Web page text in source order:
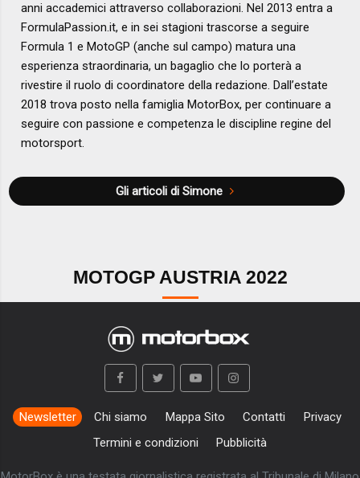
anni accademici attraverso collaborazioni. Nel 2013 entra a
FormulaPassion.it, e in sei stagioni trascorse a seguire
Formula 1 e MotoGP (anche sul campo) matura una
esperienza straordinaria, un bagaglio che lo porterà a
rivestire il ruolo di coordinatore della redazione. Dall’estate
2018 trova posto nella famiglia MotorBox, per continuare a
seguire con passione e competenza le discipline regine del
motorsport.
Gli articoli di Simone
MOTOGP AUSTRIA 2022
Newsletter Chi siamo Mappa Sito Contatti
Privacy
Termini e condizioni
Pubblicità